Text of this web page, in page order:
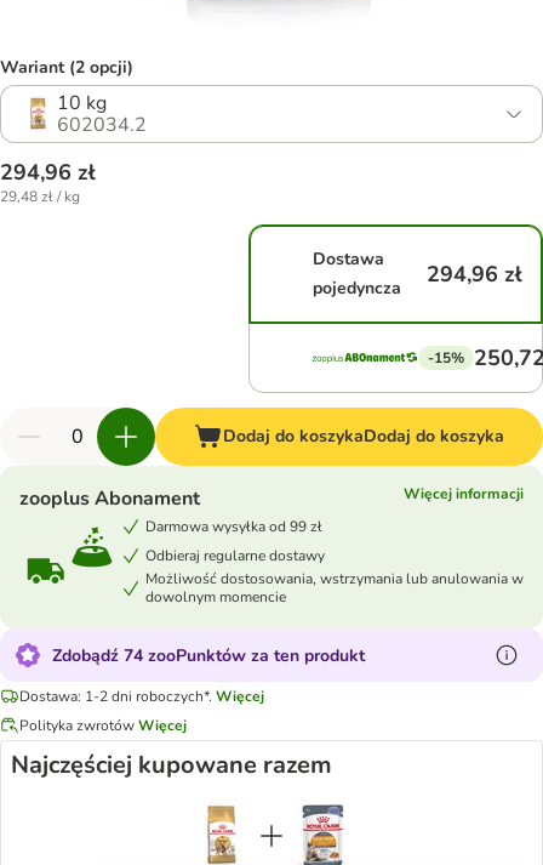
Wariant (2 opcji)
10 kg
602034.2
294,96 zł
29,48 zł / kg
Dostawa
pojedyncza
294,96 zł
-15%
Dodaj do koszykaDodaj do koszyka
zooplus Abonament
Więcej informacji
Darmowa wysyłka od 99 zł
Odbieraj regularne dostawy
Możliwość dostosowania, wstrzymania lub anulowania w
dowolnym momencie
Zdobądź 74 zooPunktów za ten produkt
Dostawa: 1-2 dni roboczych*. Więcej
Polityka zwrotówWięcej
Najczęściej kupowane razem